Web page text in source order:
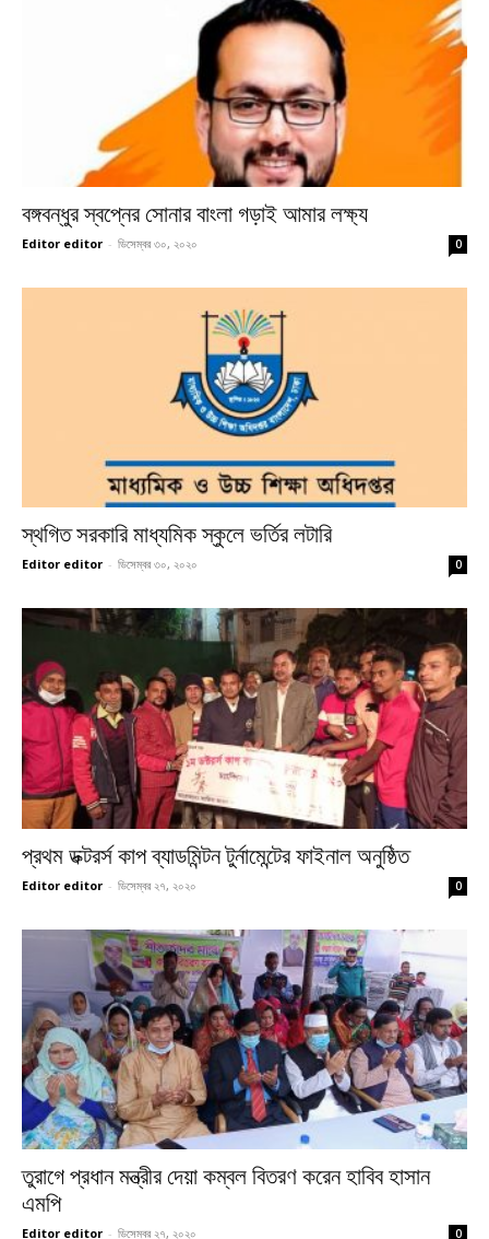
বঙ্গবন্ধুর স্বপ্নের সোনার বাংলা গড়াই আমার লক্ষ্য
Editor editor - ডিসেম্বর ৩০, ২০২০ 0
স্থগিত সরকারি মাধ্যমিক স্কুলে ভর্তির লটারি
Editor editor - ডিসেম্বর ৩০, ২০২০ 0
প্রথম ডক্টরর্স কাপ ব্যাডমিন্টন টুর্নামেন্টের ফাইনাল অনুষ্ঠিত
Editor editor - ডিসেম্বর ২৭, ২০২০ 0
তুরাগে প্রধান মন্ত্রীর দেয়া কম্বল বিতরণ করেন হাবিব হাসান
এমপি
Editor editor - ডিসেম্বর ২৭, ২০২০ 0